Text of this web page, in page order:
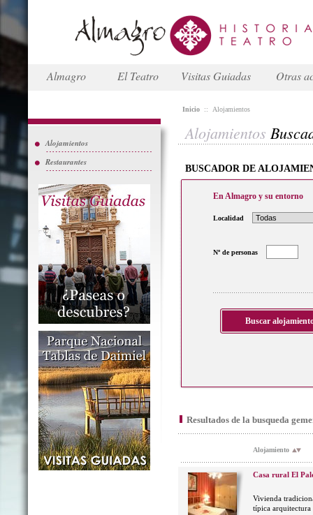
Almagro El Teatro Visitas Guiadas Otras
Alojamientos
Restaurantes
Inicio :: Alojamientos
Alojamientos
BUSCADOR DE
En Almagro y su entorno
Localidad
Nº de personas
Resultados de la busqueda
Alojamiento
Casa rural El
Vivienda
típica arquitectura